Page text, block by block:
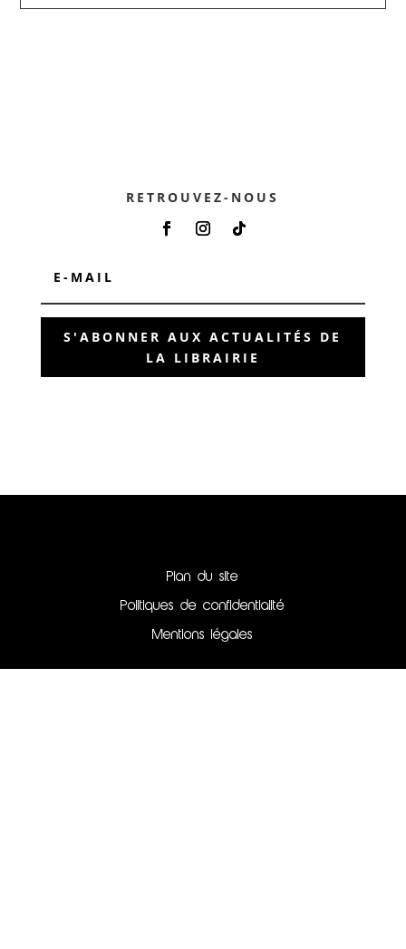
RETROUVEZ-NOUS
S'ABONNER AUX ACTUALITÉS DE
LA LIBRAIRIE
Plan du site
Politiques de confidentialité
Mentions légales